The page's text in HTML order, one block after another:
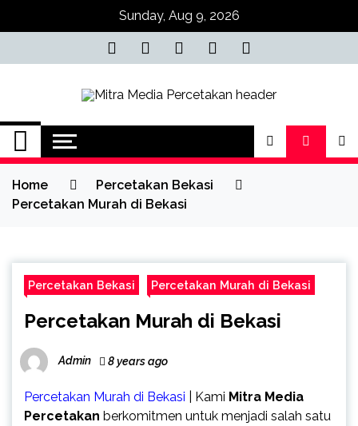
Sunday, Aug 9, 2026
Mitra Media
Percetakan Bekasi
0813-1670-6191
0813-1670-6191 (Call/WA) Perusahaan
Tempat Alamat Jasa Pusat Percetakan
Bekasi Barat Timur Utara Selatan
Murah 24 Jam
Home
Percetakan Bekasi
Percetakan Murah di Bekasi
Percetakan Bekasi Percetakan Murah di Bekasi
Percetakan Murah di Bekasi
Admin 8 years ago
Percetakan Murah di Bekasi | Kami Mitra Media
Percetakan berkomitmen untuk menjadi salah satu